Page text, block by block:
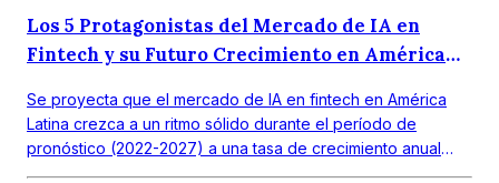
Los 5 Protagonistas del Mercado de IA en
Fintech y su Futuro Crecimiento en América
Se proyecta que el mercado de IA en fintech en América
Latina crezca a un ritmo sólido durante el período de
pronóstico (2022-2027) a una tasa de crecimiento anual
compuesta (CAGR) de 18,0%. El mercado objetivo en